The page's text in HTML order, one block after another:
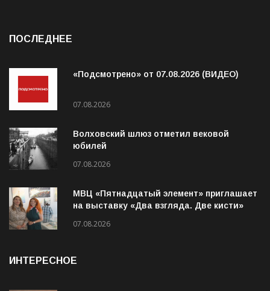
ПОСЛЕДНЕЕ
«Подсмотрено» от 07.08.2026 (ВИДЕО)
07.08.2026
Волховский шлюз отметил вековой
юбилей
07.08.2026
МВЦ «Пятнадцатый элемент» приглашает
на выставку «Два взгляда. Две кисти»
07.08.2026
ИНТЕРЕСНОЕ